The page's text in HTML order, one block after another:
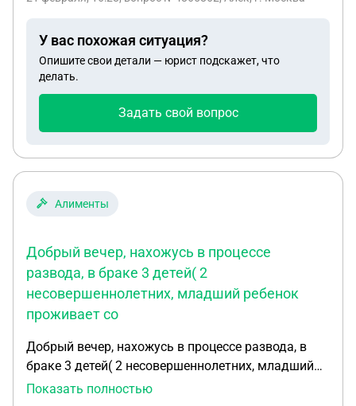
перевела данные денежные средства на его счета
средства была приьбретена автомашина при он
говорил, что будет возить моих детей в школу на
разные кружки, которая была оформлена на отца
данную автомашину они продали. Я потребовала,
мне их возвращать, говорит, что верну через 3
У вас похожая ситуация?
Опишите свои детали — юрист подскажет, что
делать.
Задать свой вопрос
Алименты
Добрый вечер, нахожусь в процессе
развода, в браке 3 детей( 2
несовершеннолетних, младший ребенок
проживает со
Добрый вечер, нахожусь в процессе развода, в
браке 3 детей( 2 несовершеннолетних, младший
ребенок проживает со мной, средняя дочь
Показать полностью